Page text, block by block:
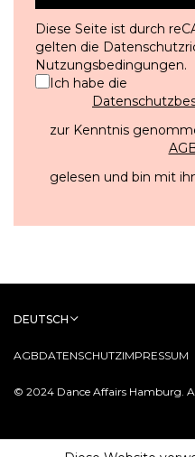
Diese Seite ist durch
gelten die
Nutzungsbedingungen.
Ich habe die
zur Kenntnis
gelesen und bin mit
© 2024 Dance Affairs Hamburg.
AGBDATENSCHUTZIMPRESSUM
DEUTSCH